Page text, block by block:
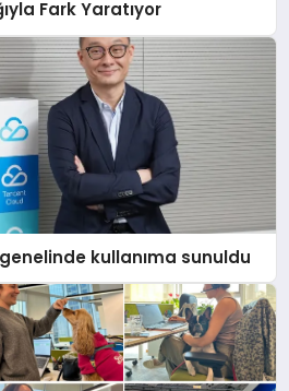
Fark Yaratıyor
kullanıma sunuldu